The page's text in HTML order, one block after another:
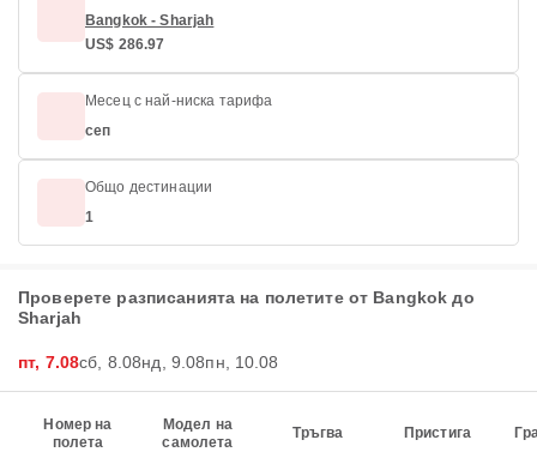
Bangkok - Sharjah
US$ 286.97
Месец с най-ниска тарифа
сеп
Общо дестинации
1
Проверете разписанията на полетите от Bangkok до
Sharjah
пт, 7.08сб, 8.08нд, 9.08пн, 10.08
Номер на
полета
Модел на
самолета
Тръгва Пристига